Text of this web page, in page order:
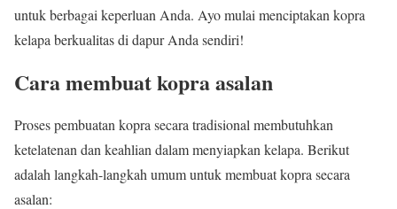
untuk berbagai keperluan Anda. Ayo mulai menciptakan kopra
kelapa berkualitas di dapur Anda sendiri!
Cara membuat kopra asalan
Proses pembuatan kopra secara tradisional membutuhkan
ketelatenan dan keahlian dalam menyiapkan kelapa. Berikut
adalah langkah-langkah umum untuk membuat kopra secara
asalan: